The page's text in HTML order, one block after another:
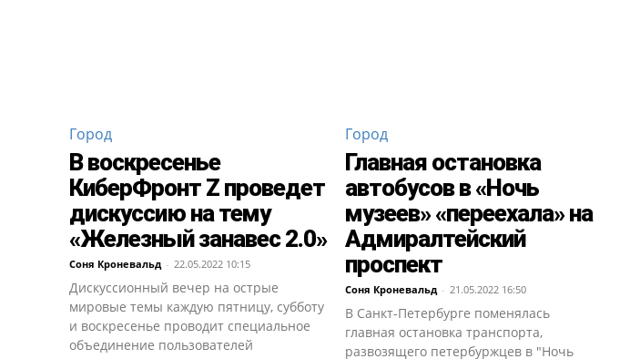
Город
В воскресенье
КиберФронт Z проведет
дискуссию на тему
«Железный занавес 2.0»
Соня Кроневальд - 22.05.2022 10:15
Дискуссионный вечер на острые
мировые темы каждую пятницу, субботу
и воскресенье проводит специальное
объединение пользователей
Город
Главная остановка
автобусов в «Ночь
музеев» «переехала» на
Адмиралтейский
проспект
Соня Кроневальд - 21.05.2022 16:50
В Санкт-Петербурге поменялась
главная остановка транспорта,
развозящего петербуржцев в "Ночь